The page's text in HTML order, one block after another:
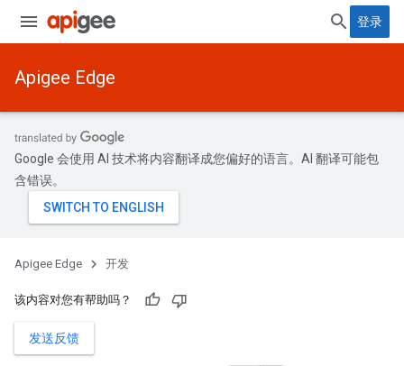
登录
Apigee Edge
Google 会使用 AI 技术将内容翻译成您偏好的语言。AI 翻译可能包
含错误。
Apigee Edge 开发
该内容对您有帮助吗？
发送反馈